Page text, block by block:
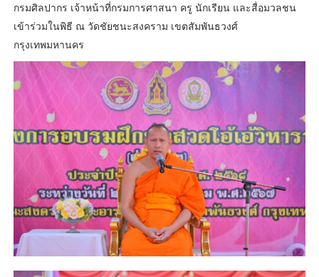
กรมศิลปากร เจ้าหน้าที่กรมการศาสนา ครู นักเรียน และสื่อมวลชน
เข้าร่วมในพิธี ณ วัดชัยชนะสงคราม เขตสัมพันธวงศ์
กรุงเทพมหานคร